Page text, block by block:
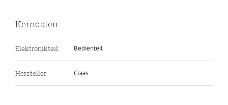
Kerndaten
Elektronikteil: Bedienteil
Hersteller: Claas